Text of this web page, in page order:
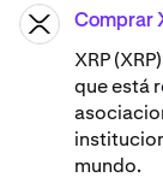
XRP Comprar
XRP
que está
mundo.